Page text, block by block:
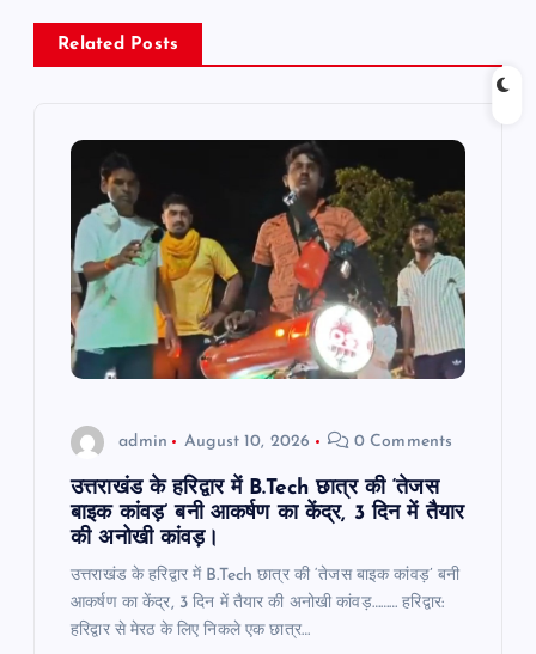
a
Related Posts
admin August 10, 2026 0 Comments
उत्तराखंड के हरिद्वार में B.Tech छात्र की ‘तेजस
बाइक कांवड़’ बनी आकर्षण का केंद्र, 3 दिन में तैयार
की अनोखी कांवड़।
उत्तराखंड के हरिद्वार में B.Tech छात्र की ‘तेजस बाइक कांवड़’ बनी
आकर्षण का केंद्र, 3 दिन में तैयार की अनोखी कांवड़……… हरिद्वार:
हरिद्वार से मेरठ के लिए निकले एक छात्र…